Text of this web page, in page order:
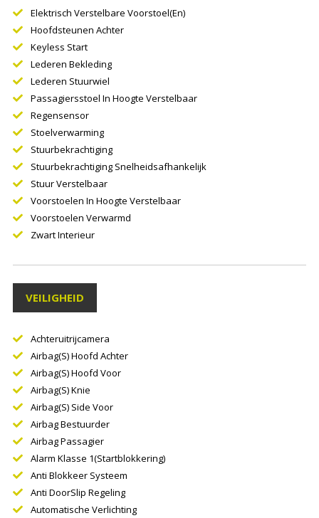
Elektrisch Verstelbare Voorstoel(en)
Hoofdsteunen Achter
Keyless Start
Lederen Bekleding
Lederen Stuurwiel
Passagiersstoel In Hoogte Verstelbaar
Regensensor
Stoelverwarming
Stuurbekrachtiging
Stuurbekrachtiging Snelheidsafhankelijk
Stuur Verstelbaar
Voorstoelen In Hoogte Verstelbaar
Voorstoelen Verwarmd
Zwart Interieur
VEILIGHEID
Achteruitrijcamera
Airbag(s) Hoofd Achter
Airbag(s) Hoofd Voor
Airbag(s) Knie
Airbag(s) Side Voor
Airbag Bestuurder
Airbag Passagier
Alarm Klasse 1(startblokkering)
Anti Blokkeer Systeem
Anti DoorSlip Regeling
Automatische Verlichting